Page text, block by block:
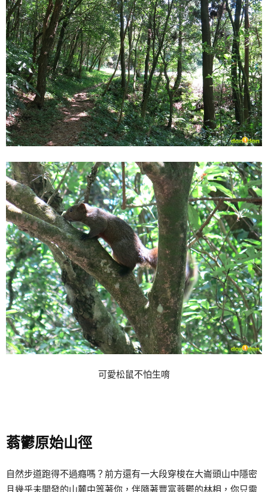
可愛松鼠不怕生唷
蓊鬱原始山徑
自然步道跑得不過癮嗎？前方還有一大段穿梭在大崙頭山中隱密
且幾乎未開發的山麓中等著你，伴隨著豐富蓊鬱的林相，你只需